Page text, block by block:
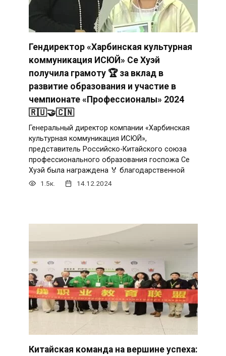
Гендиректор «Харбинская культурная
коммуникация ИСЮЙ» Се Хуэй
получила грамоту 🏆 за вклад в
развитие образования и участие в
чемпионате «Профессионалы» 2024
🇷🇺🤝🇨🇳
Генеральный директор компании «Харбинская
культурная коммуникация ИСЮЙ»,
представитель Российско-Китайского союза
профессионального образования госпожа Се
Хуэй была награждена 🏅 благодарственной
1.5к. 14.12.2024
Китайская команда на вершине успеха: